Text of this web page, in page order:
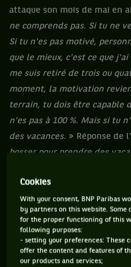
attaque son mois de mai en
ne comprends pas. Si tu ne
Si tu n'es pas motivé,
que le mieux, c'est ce que
me suis retiré de trois ou
moment, la motivation
terrain, tu dois être capable
n'es pas à 100 %. Mais si tu
des vacances. » Réponse de
bosser pour prendre des
MARDI 4 MAI
Bienvenue aux… nonuplés !
Malienne de 25 ans, donne
Cookies
With your consent, BNP Paribas
by partners on this website. Some
for the proper functioning of this
following purposes:
- setting your preferences: These
offer the content and features of
our products and services;